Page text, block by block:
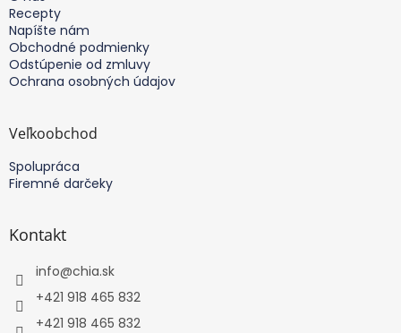
Recepty
Napíšte nám
Obchodné podmienky
Odstúpenie od zmluvy
Ochrana osobných údajov
Veľkoobchod
Spolupráca
Firemné darčeky
Kontakt
info@chia.sk
+421 918 465 832
+421 918 465 832